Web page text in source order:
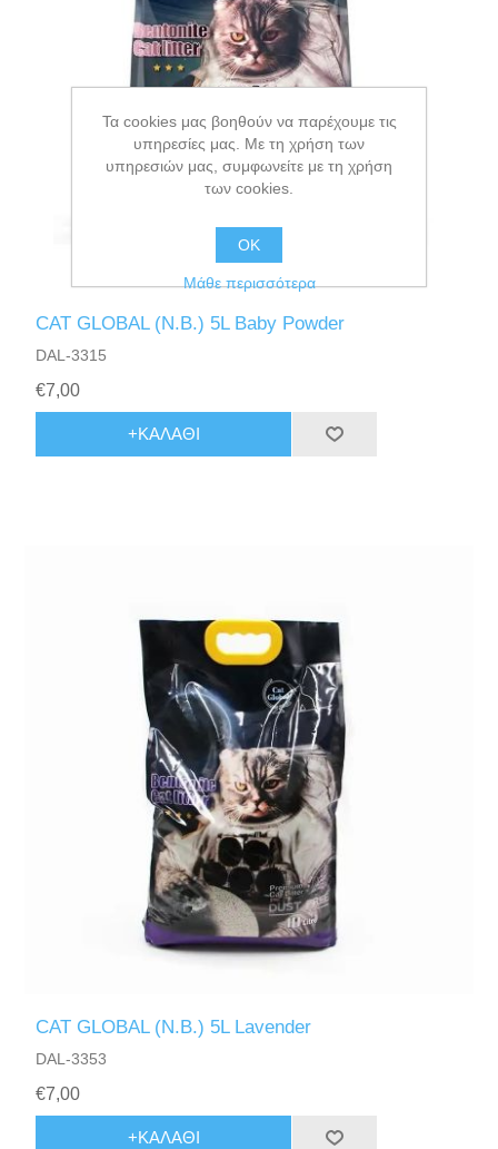
CAT GLOBAL (N.B.) 5L Baby Powder
DAL-3315
€7,00
+ΚΑΛΆΘΙ
CAT GLOBAL (N.B.) 5L Lavender
DAL-3353
€7,00
+ΚΑΛΆΘΙ
Τα cookies μας βοηθούν να παρέχουμε τις
υπηρεσίες μας. Με τη χρήση των
υπηρεσιών μας, συμφωνείτε με τη χρήση
των cookies.
ΟΚ
Μάθε περισσότερα